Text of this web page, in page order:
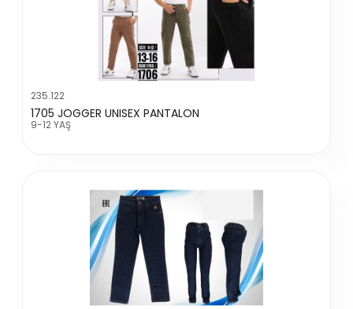
235.122
1705 JOGGER UNISEX PANTALON
9-12 YAŞ